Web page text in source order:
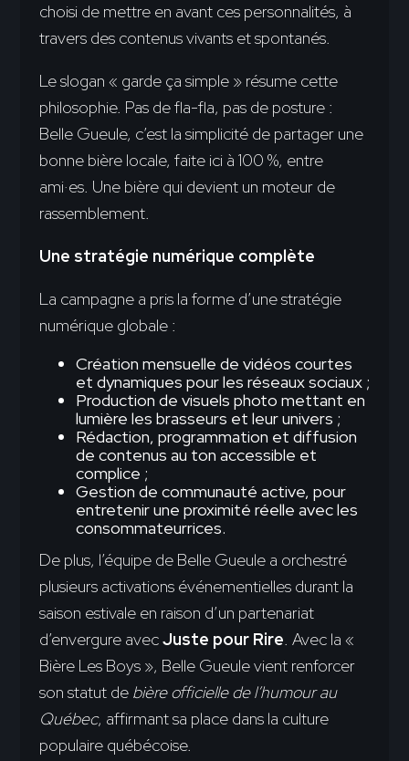
choisi de mettre en avant ces personnalités, à
travers des contenus vivants et spontanés.
Le slogan « garde ça simple » résume cette
philosophie. Pas de fla-fla, pas de posture :
Belle Gueule, c’est la simplicité de partager une
bonne bière locale, faite ici à 100 %, entre
ami·es. Une bière qui devient un moteur de
rassemblement.
Une stratégie numérique complète
La campagne a pris la forme d’une stratégie
numérique globale :
Création mensuelle de vidéos courtes
et dynamiques pour les réseaux sociaux ;
Production de visuels photo mettant en
lumière les brasseurs et leur univers ;
Rédaction, programmation et diffusion
de contenus au ton accessible et
complice ;
Gestion de communauté active, pour
entretenir une proximité réelle avec les
consommateurrices.
De plus, l’équipe de Belle Gueule a orchestré
plusieurs activations événementielles durant la
saison estivale en raison d’un partenariat
d’envergure avecJuste pour Rire. Avec la «
Bière Les Boys », Belle Gueule vient renforcer
son statut de bière officielle de l’humour au
Québec, affirmant sa place dans la culture
populaire québécoise.